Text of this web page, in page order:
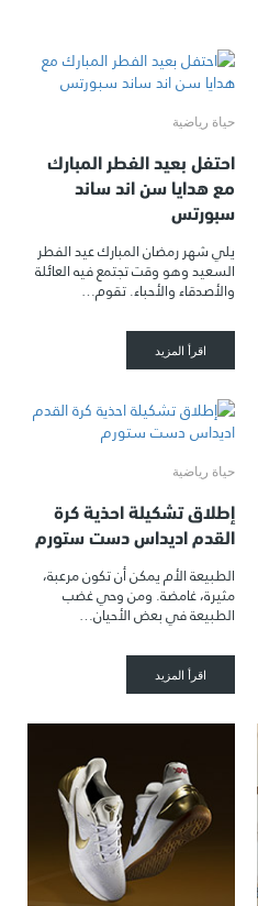
حياة رياضية
احتفل بعيد الفطر المبارك
مع هدايا سن اند ساند
سبورتس
يلي شهر رمضان المبارك عيد الفطر
السعيد وهو وقت تجتمع فيه العائلة
والأصدقاء والأحباء. تقوم…
اقرأ المزيد
حياة رياضية
إطلاق تشكيلة احذية كرة
القدم اديداس دست ستورم
الطبيعة الأم يمكن أن تكون مرعبة،
مثيرة، غامضة. ومن وحي غضب
الطبيعة في بعض الأحيان…
اقرأ المزيد